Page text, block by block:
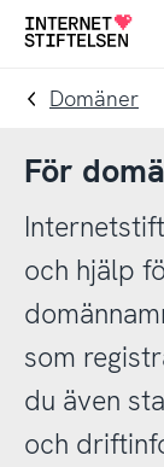
Till
navigering
Till
innehåll
Till
Domäner
För
och hjälp
som
du även
och